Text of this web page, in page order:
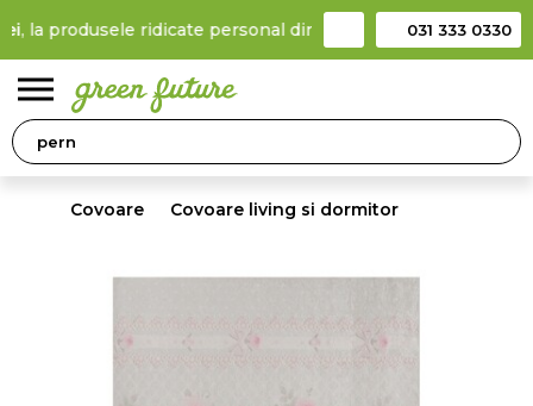
produsele ridicate personal din locker Taxă de livrare 11,99
031 333 0330
Covoare Covoare living si dormitor